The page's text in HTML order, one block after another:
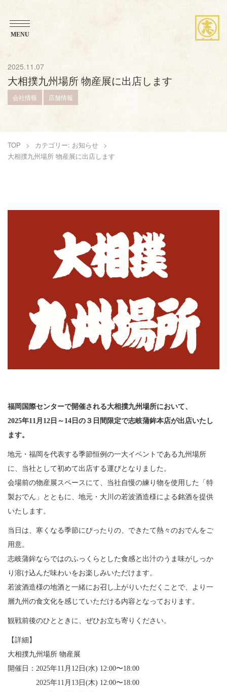
MENU
ブランドストーリー
想い・こだわり
お知らせ
FOLLOW US
〒831-0016 福岡県大川市大字酒見180
（受付時間 9:00〜18:00）
2025.11.07
大相撲九州場所 物産展に出店します
会社情報 店舗情報
TOP
カテゴリー: お知らせ
大相撲九州場所 物産展に出店します
福岡国際センターで開催される大相撲九州場所において、
2025年11月12日～14日の３日間限定で志岐蒲鉾本店が出店いたし
ます。
地元・福岡を代表する季節恒例の一大イベントである九州場所
に、当社として初めて出店する運びとなりました。
会場前の物産展スペースにて、当社自慢の練り物を使用した「特
製おでん」とともに、地元・大川の若波酒造様による銘酒を提供
いたします。
当日は、寒くなる季節にぴったりの、できたて熱々のおでんをご
用意。
志岐蒲鉾ならではのふっくらとした食感と出汁のうま味がしっか
り溶け込んだ味わいをお楽しみいただけます。
若波酒造様の地酒と一緒にお召し上がりいただくことで、より一
層九州の食文化を感じていただける内容となっております。
観戦前後のひとときに、ぜひお立ち寄りください。
【詳細】
大相撲九州場所 物産展
開催日：2025年11月12日(水) 12:00〜18:00
2025年11月13日(木) 12:00〜18:00